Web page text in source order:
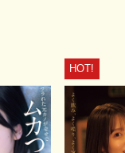
HOT!